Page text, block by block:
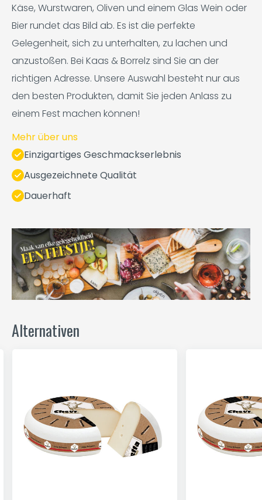
Käse, Wurstwaren, Oliven und einem Glas Wein oder
Bier rundet das Bild ab. Es ist die perfekte
Gelegenheit, sich zu unterhalten, zu lachen und
anzustoßen. Bei Kaas & Borrelz sind Sie an der
richtigen Adresse. Unsere Auswahl besteht nur aus
den besten Produkten, damit Sie jeden Anlass zu
einem Fest machen können!
Mehr über uns
Einzigartiges Geschmackserlebnis
Ausgezeichnete Qualität
Dauerhaft
Alternativen